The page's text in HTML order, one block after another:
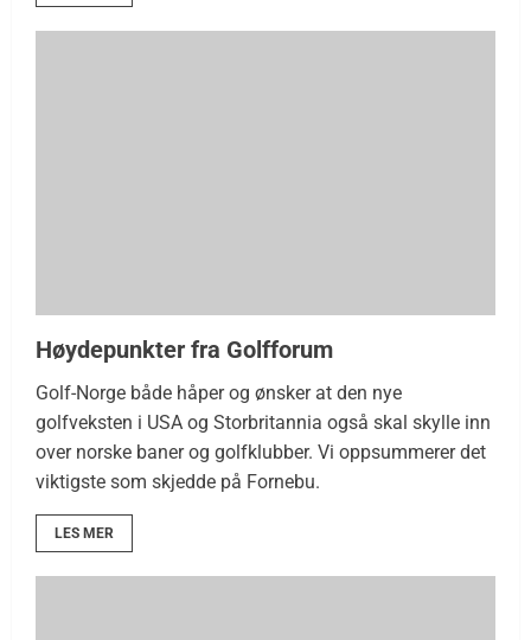
Høydepunkter fra Golfforum
Golf-Norge både håper og ønsker at den nye
golfveksten i USA og Storbritannia også skal skylle inn
over norske baner og golfklubber. Vi oppsummerer det
viktigste som skjedde på Fornebu.
LES MER